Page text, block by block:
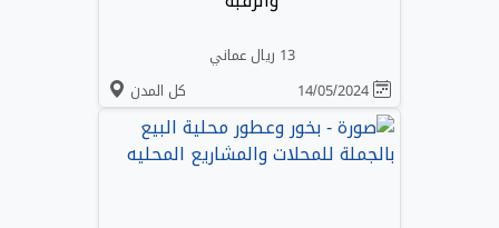
13 ريال عماني
كل المدن